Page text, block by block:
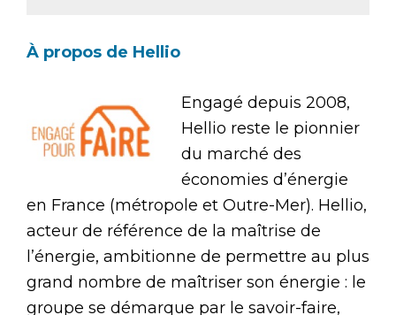
À propos de Hellio
Engagé depuis 2008,
Hellio reste le pionnier
du marché des
économies d’énergie
en France (métropole et Outre-Mer). Hellio,
acteur de référence de la maîtrise de
l’énergie, ambitionne de permettre au plus
grand nombre de maîtriser son énergie : le
groupe se démarque par le savoir-faire,